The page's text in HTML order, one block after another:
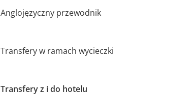
Anglojęzyczny przewodnik
Transfery w ramach wycieczki
Transfery z i do hotelu